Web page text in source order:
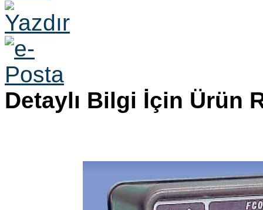
Detaylı Bilgi İçin Ürün